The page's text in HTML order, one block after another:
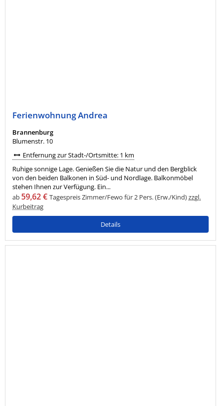
Ferienwohnung Andrea
Brannenburg
Blumenstr. 10
Entfernung zur Stadt-/Ortsmitte: 1 km
Ruhige sonnige Lage. Genießen Sie die Natur und den Bergblick
von den beiden Balkonen in Süd- und Nordlage. Balkonmöbel
stehen Ihnen zur Verfügung. Ein...
ab 59,62 € Tagespreis Zimmer/Fewo für 2 Pers. (Erw./Kind)zzgl.
Kurbeitrag
Details